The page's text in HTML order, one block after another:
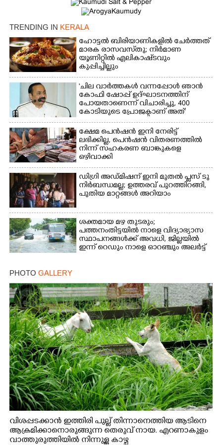
TRENDING IN KERALA
ഹോട്ടൽ ബിരിയാണികളിൽ ചേർത്തത്
മാരക രാസവസ്‌തു; നിർമാണ
യൂണിറ്റിൽ എലികാഷ്‌ടവും
കുപ്പിച്ചില്ലും
'ചില വാർത്തകൾ വന്നപ്പോൾ ഞാൻ
കോഫി ഷോപ്പ് ഉദ്ഘാടനത്തിന്
പോയതാണെന്ന് വിചാരിച്ചു, 400
കോടിയുടെ പ്രോജക്ടാണ് അത്'
ക്ഷേമ പെൻഷൻ ഇനി നേരിട്ട്
ലഭിക്കില്ല,​ പെൻഷൻ വിതരണത്തിൽ
നിന്ന് സഹകരണ ബാങ്കുകളെ
ഒഴിവാക്കി
ഡിഗ്രി അഡ്മിഷന് ഇനി മുതൽ പ്ലസ് ടു
നിർബന്ധമല്ല; ഉത്തരവ് പുറത്തിറങ്ങി,
പുതിയ മാറ്റങ്ങൾ അറിയാം
ശക്തമായ മഴ തുടരും;
പത്തനംതിട്ടയിൽ നാളെ വിദ്യാഭ്യാസ
സ്ഥാപനങ്ങൾക്ക് അവധി,​ ജില്ലയിൽ
ഇന്ന് റെ‌ഡും നാളെ ഓറഞ്ചും അലർട്ട്
PHOTO GALLERY
വിശപ്പടക്കാൻ ഇത്തിരി പുല്ല് തിന്നാനെത്തിയ ആടിനെ
ആക്രമിക്കാനൊരുങ്ങുന്ന തെരുവ് നായ. എറണാകുളം
വാത്തുരുത്തിയിൽ നിന്നുള്ള കാഴ്ച